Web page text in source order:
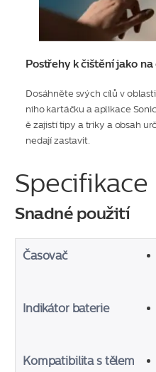
Postřehy k čištění jako
Dosáhněte svých cílů v
ního kartáčku a aplikace
ě zajistí tipy a triky a obsah
nedají zastavit.
Specifikace
Snadné použití
Časovač
Indikátor baterie
Kompatibilita s tělem